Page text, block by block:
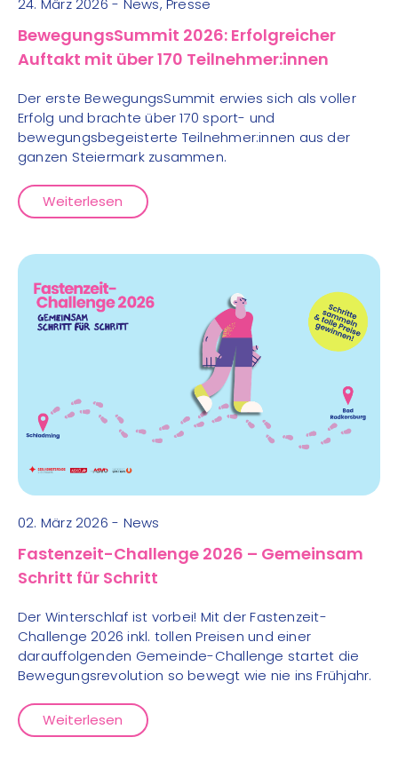
24. März 2026 - News, Presse
BewegungsSummit 2026: Erfolgreicher
Auftakt mit über 170 Teilnehmer:innen
Der erste BewegungsSummit erwies sich als voller
Erfolg und brachte über 170 sport- und
bewegungsbegeisterte Teilnehmer:innen aus der
ganzen Steiermark zusammen.
Weiterlesen
02. März 2026 - News
Fastenzeit-Challenge 2026 – Gemeinsam
Schritt für Schritt
Der Winterschlaf ist vorbei! Mit der Fastenzeit-
Challenge 2026 inkl. tollen Preisen und einer
darauffolgenden Gemeinde-Challenge startet die
Bewegungsrevolution so bewegt wie nie ins Frühjahr.
Weiterlesen